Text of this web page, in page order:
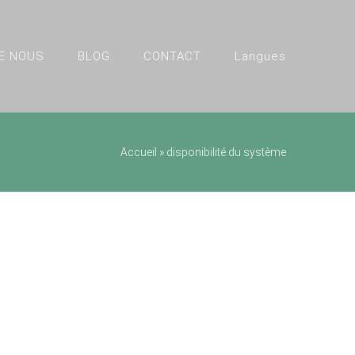
NOUS BLOG CONTACT Langues
Accueil » disponibilité du système